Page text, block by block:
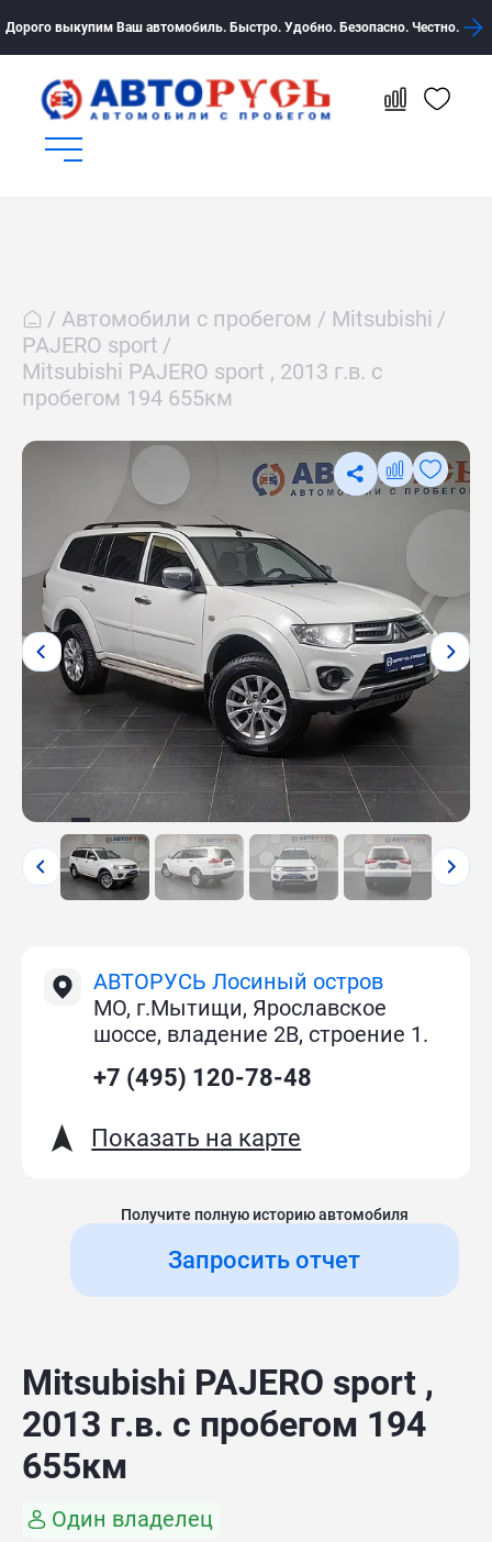
Дорого выкупим Ваш автомобиль. Быстро. Удобно. Безопасно. Честно.
Автомобили с пробегом
Mitsubishi
PAJERO sport
Mitsubishi PAJERO sport , 2013 г.в. с
пробегом 194 655км
АВТОРУСЬ Лосиный остров
МО, г.Мытищи, Ярославское
шоссе, владение 2В, строение 1.
+7 (495) 120-78-48
Показать на карте
Получите полную историю автомобиля
Запросить отчет
Mitsubishi PAJERO sport ,
2013 г.в. с пробегом 194
655км
Один владелец